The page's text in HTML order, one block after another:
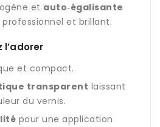
et auto‑égalisante
et brillant.
l’adorer
et compact.
transparent laissant
du vernis.
pour une application